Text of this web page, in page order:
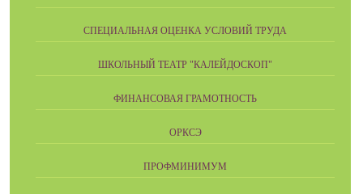
СПЕЦИАЛЬНАЯ ОЦЕНКА УСЛОВИЙ ТРУДА
ШКОЛЬНЫЙ ТЕАТР "КАЛЕЙДОСКОП"
ФИНАНСОВАЯ ГРАМОТНОСТЬ
ОРКСЭ
ПРОФМИНИМУМ